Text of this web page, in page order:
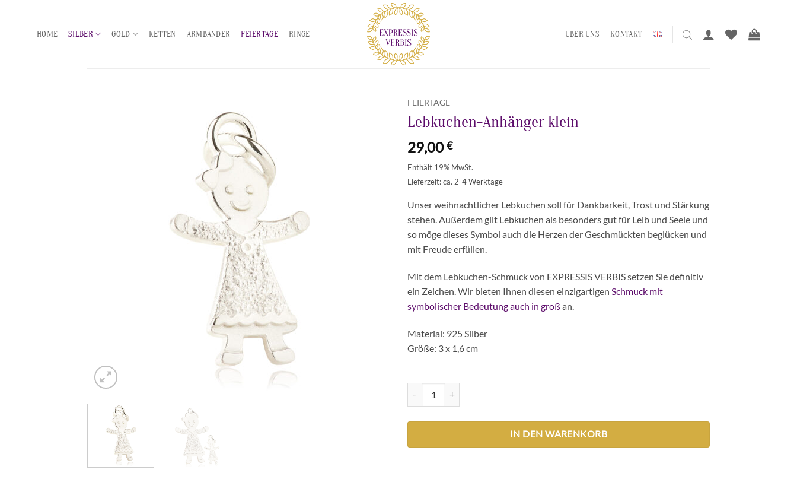
HOME SILBER GOLD KETTEN ARMBÄNDER FEIERTAGE RINGE ÜBER UNS KONTAKT
FEIERTAGE
Lebkuchen-Anhänger klein
29,00€
Enthält 19% MwSt.
Lieferzeit: ca. 2-4 Werktage
Unser weihnachtlicher Lebkuchen soll für Dankbarkeit, Trost und Stärkung
stehen. Außerdem gilt Lebkuchen als besonders gut für Leib und Seele und
so möge dieses Symbol auch die Herzen der Geschmückten beglücken und
mit Freude erfüllen.
Mit dem Lebkuchen-Schmuck von EXPRESSIS VERBIS setzen Sie definitiv
ein Zeichen. Wir bieten Ihnen diesen einzigartigen Schmuck mit
symbolischer Bedeutung auch in groß an.
Material: 925 Silber
Größe: 3 x 1,6 cm
IN DEN WARENKORB